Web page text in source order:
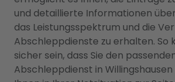
und detaillierte Informationen
das Leistungsspektrum und die
Abschleppdienste zu erhalten. So
sicher sein, dass Sie den
Abschleppdienst in